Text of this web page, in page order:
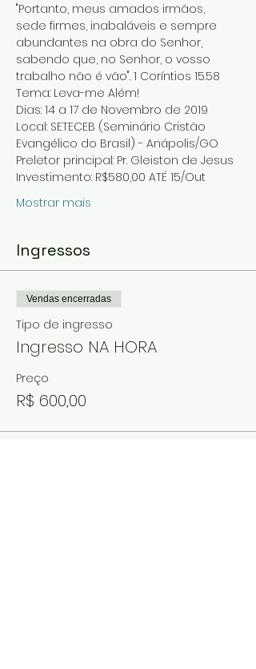
"Portanto, meus amados irmãos,
sede firmes, inabaláveis e sempre
abundantes na obra do Senhor,
sabendo que, no Senhor, o vosso
trabalho não é vão". 1 Coríntios 15.58
Tema: Leva-me Além!
Dias: 14 a 17 de Novembro de 2019
Local: SETECEB (Seminário Cristão
Evangélico do Brasil) - Anápolis/GO
Preletor principal: Pr. Gleiston de Jesus
Investimento: R$580,00 ATÉ 15/Out
Mostrar mais
Ingressos
Vendas encerradas
Tipo de ingresso
Ingresso NA HORA
Preço
R$ 600,00